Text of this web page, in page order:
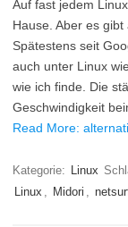
Auf fast jedem
Hause. Aber es gibt
Spätestens seit
auch unter Linux
wie ich finde. Die
Geschwindigkeit
Read More:
Kategorie: Linux
Linux , Midori ,